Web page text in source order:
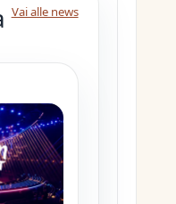
Vai alle news